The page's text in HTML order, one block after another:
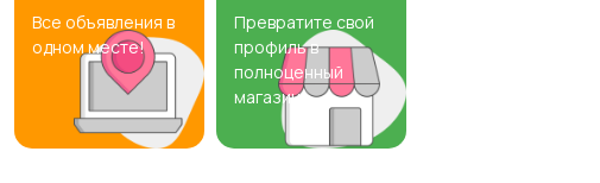
Свитеры и толстовки Спортивная одежда
Все объявления в
одном месте!
Превратите свой
профиль в
полноценный
магазин